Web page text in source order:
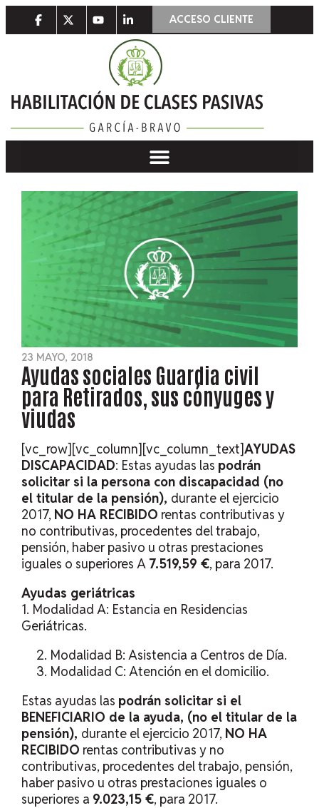
ACCESO CLIENTE
23 MAYO, 2018
Ayudas sociales Guardia civil
para Retirados, sus cónyuges y
viudas
[vc_row][vc_column][vc_column_text]AYUDAS
DISCAPACIDAD: Estas ayudas las podrán
solicitar si la persona con discapacidad (no
el titular de la pensión), durante el ejercicio
2017, NO HA RECIBIDO rentas contributivas y
no contributivas, procedentes del trabajo,
pensión, haber pasivo u otras prestaciones
iguales o superiores A 7.519,59 €, para 2017.
Ayudas geriátricas
1. Modalidad A: Estancia en Residencias
Geriátricas.
Modalidad B: Asistencia a Centros de Día.
Modalidad C: Atención en el domicilio.
Estas ayudas las podrán solicitar si el
BENEFICIARIO de la ayuda, (no el titular de la
pensión), durante el ejercicio 2017, NO HA
RECIBIDO rentas contributivas y no
contributivas, procedentes del trabajo, pensión,
haber pasivo u otras prestaciones iguales o
superiores a 9.023,15 €, para 2017.